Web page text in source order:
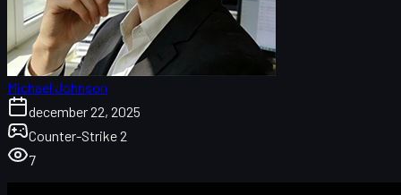
Michael Johnson
december 22, 2025
Counter-Strike 2
7